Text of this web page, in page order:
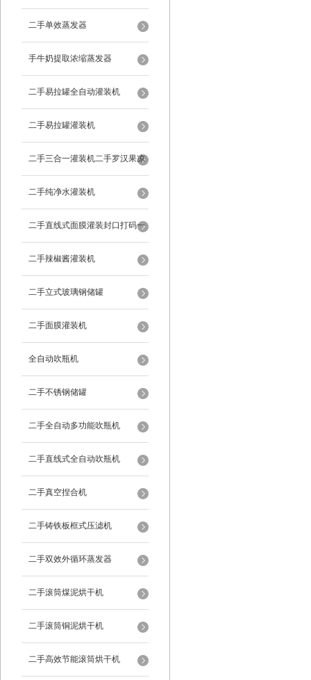
二手单效蒸发器
手牛奶提取浓缩蒸发器
二手易拉罐全自动灌装机
二手易拉罐灌装机
二手三合一灌装机二手罗汉果凉
茶灌装机
二手纯净水灌装机
二手直线式面膜灌装封口打码一
体机
二手辣椒酱灌装机
二手立式玻璃钢储罐
二手面膜灌装机
全自动吹瓶机
二手不锈钢储罐
二手全自动多功能吹瓶机
二手直线式全自动吹瓶机
二手真空捏合机
二手铸铁板框式压滤机
二手双效外循环蒸发器
二手滚筒煤泥烘干机
二手滚筒铜泥烘干机
二手高效节能滚筒烘干机